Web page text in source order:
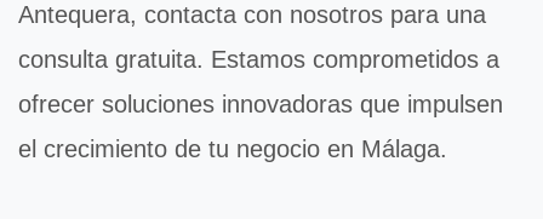
Antequera, contacta con nosotros para una
consulta gratuita. Estamos comprometidos a
ofrecer soluciones innovadoras que impulsen
el crecimiento de tu negocio en Málaga.